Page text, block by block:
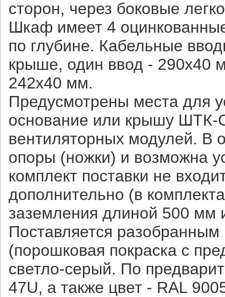
сторон, через боковые
Шкаф имеет 4
по глубине. Кабельные
крыше, один ввод - 290х40
242х40 мм.
Предусмотрены места для
основание или крышу ШТК-
вентиляторных модулей. В
опоры (ножки) и возможна
комплект поставки не
дополнительно (в
заземления длиной 500 мм
Поставляется
(порошковая покраска с
светло-серый. По
47U, а также цвет - RAL